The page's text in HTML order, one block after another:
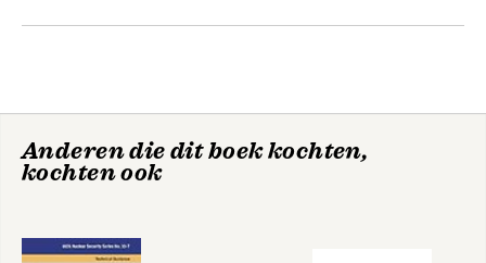
Anderen die dit boek kochten,
kochten ook